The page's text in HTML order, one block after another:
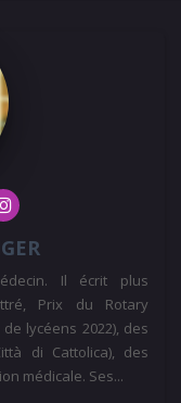
Il écrit plus
Prix du Rotary
lycéens 2022), des
di Cattolica), des
médicale. Ses...